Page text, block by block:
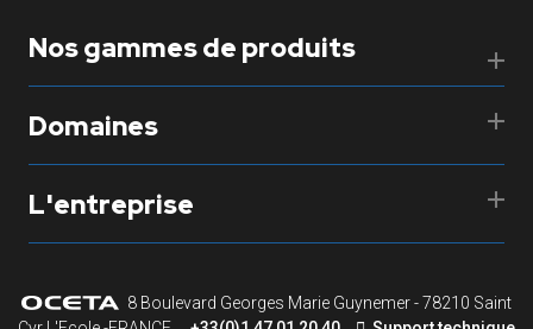
Nos gammes de produits
Domaines
L'entreprise
8 Boulevard Georges Marie Guynemer - 78210 Saint